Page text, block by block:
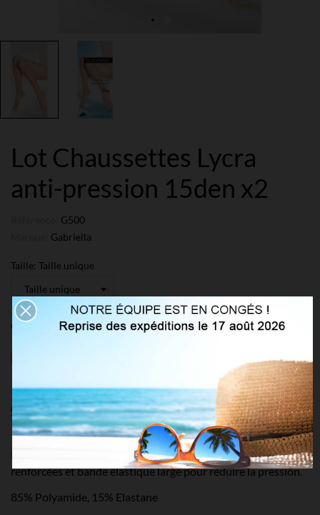
Lot Chaussettes Lycra
anti-pression 15den x2
G500
Gabriella
Taille: Taille unique
Couleur: Noir
Connectez-vous pour voir les prix et commander
Paire de chaussettes fabrication Lycra 15den, pointes
renforcées et bande élastique large pour réduire la pression.
85% Polyamide, 15% Elastane